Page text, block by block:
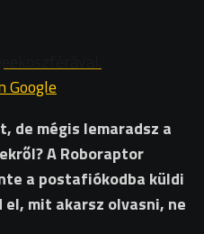
de mégis lemaradsz a
A Roboraptor
a postafiókodba küldi
mit akarsz olvasni, ne